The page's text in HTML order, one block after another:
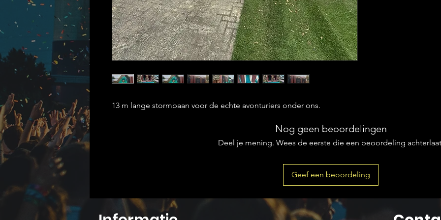
13 m lange stormbaan voor de echte avonturiers onder ons.
Nog geen beoordelingen
Deel je mening. Wees de eerste die een beoordeling
Geef een beoordeling